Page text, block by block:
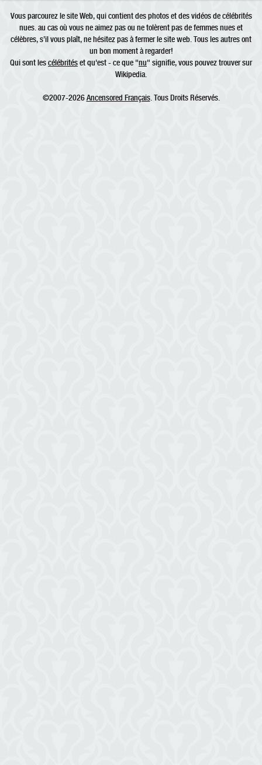
Vous parcourez le site Web, qui contient des photos et des vidéos de célébrités
nues. au cas où vous ne aimez pas ou ne tolèrent pas de femmes nues et
célèbres, s’il vous plaît, ne hésitez pas à fermer le site web. Tous les autres ont
un bon moment à regarder!
Qui sont lescélébritéset qu'est - ce que "nu" signifie, vous pouvez trouver sur
Wikipedia.
©2007-2026Ancensored Français. Tous Droits Réservés.